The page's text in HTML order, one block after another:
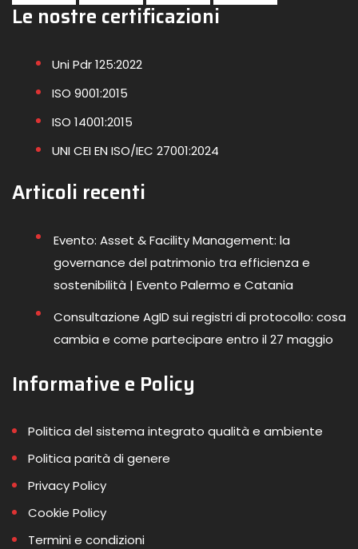
Le nostre certificazioni
Uni Pdr 125:2022
ISO 9001:2015
ISO 14001:2015
UNI CEI EN ISO/IEC 27001:2024
Articoli recenti
Evento: Asset & Facility Management: la
governance del patrimonio tra efficienza e
sostenibilità | Evento Palermo e Catania
Consultazione AgID sui registri di protocollo: cosa
cambia e come partecipare entro il 27 maggio
Informative e Policy
Politica del sistema integrato qualità e ambiente
Politica parità di genere
Privacy Policy
Cookie Policy
Termini e condizioni